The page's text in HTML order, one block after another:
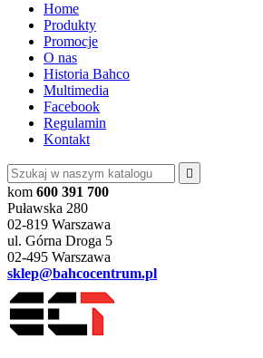
Home
Produkty
Promocje
O nas
Historia Bahco
Multimedia
Facebook
Regulamin
Kontakt

kom 600 391 700
Puławska 280
02-819 Warszawa
ul. Górna Droga 5
02-495 Warszawa
sklep@bahcocentrum.pl